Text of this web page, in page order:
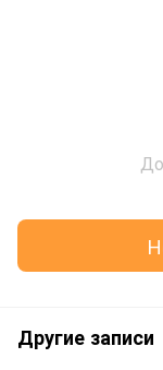
Другие записи